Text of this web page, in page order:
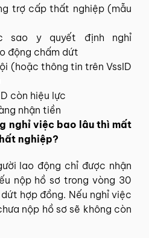
trợ cấp thất nghiệp (mẫu
sao y quyết định nghỉ
động chấm dứt
(hoặc thông tin trên VssID
còn hiệu lực
nhận tiền
nghỉ việc bao lâu thì mất
nghiệp?
lao động chỉ được nhận
nộp hồ sơ trong vòng 30
hợp đồng. Nếu nghỉ việc
nộp hồ sơ sẽ không còn